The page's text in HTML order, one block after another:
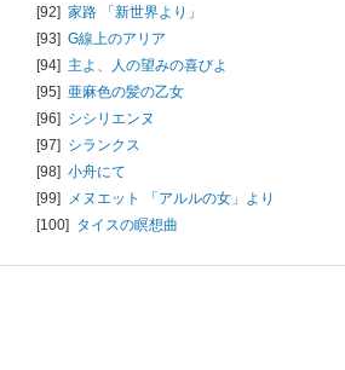
[92] 家路 「新世界より」
[93] G線上のアリア
[94] 主よ、人の望みの喜びよ
[95] 亜麻色の髪の乙女
[96] シシリエンヌ
[97] シランクス
[98] 小舟にて
[99] メヌエット 「アルルの女」より
[100] タイスの瞑想曲